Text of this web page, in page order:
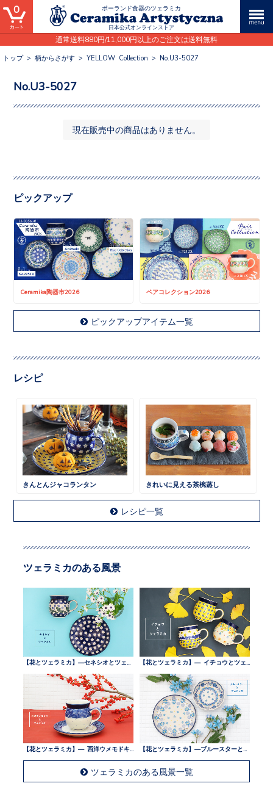
ポーランド食器のツェラミカ
日本公式オンラインストア
通常送料880円/11,000円以上のご注文は送料無料
0
トップ> 柄からさがす > YELLOW Collection > No.U3-5027
No.U3-5027
現在販売中の商品はありません。
ピックアップ
Ceramika陶器市2026 ペアコレクション2026
ピックアップアイテム一覧
レシピ
きんとんジャコランタン きれいに見える茶椀蒸し
レシピ一覧
ツェラミカのある風景
ツェラミカのある風景一覧